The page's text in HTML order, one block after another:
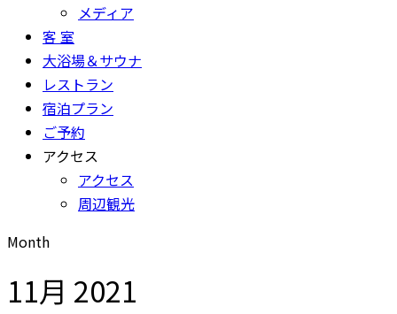
メディア
客 室
大浴場＆サウナ
レストラン
宿泊プラン
ご予約
アクセス
アクセス
周辺観光
Month
11月 2021